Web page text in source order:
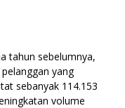
tahun sebelumnya,
yang
sebanyak 114.153
volume